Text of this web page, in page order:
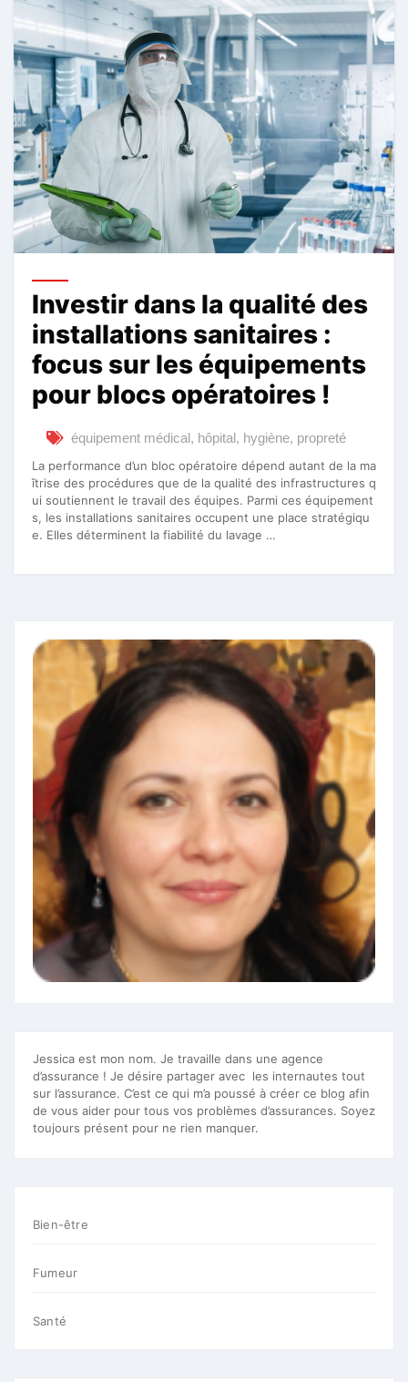
Investir dans la qualité des
installations sanitaires :
focus sur les équipements
pour blocs opératoires !
équipement médical, hôpital, hygiène, propreté
La performance d’un bloc opératoire dépend autant de la ma
îtrise des procédures que de la qualité des infrastructures q
ui soutiennent le travail des équipes. Parmi ces équipement
s, les installations sanitaires occupent une place stratégiqu
e. Elles déterminent la fiabilité du lavage …
Jessica est mon nom. Je travaille dans une agence
d’assurance ! Je désire partager avec les internautes tout
sur l’assurance. C’est ce qui m’a poussé à créer ce blog afin
de vous aider pour tous vos problèmes d’assurances. Soyez
toujours présent pour ne rien manquer.
Bien-être
Fumeur
Santé